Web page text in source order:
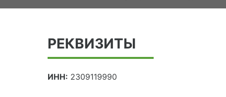
РЕКВИЗИТЫ
ИНН: 2309119990